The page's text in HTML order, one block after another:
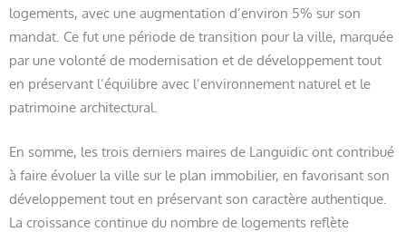
logements, avec une augmentation d’environ 5% sur son
mandat. Ce fut une période de transition pour la ville, marquée
par une volonté de modernisation et de développement tout
en préservant l’équilibre avec l’environnement naturel et le
patrimoine architectural.
En somme, les trois derniers maires de Languidic ont contribué
à faire évoluer la ville sur le plan immobilier, en favorisant son
développement tout en préservant son caractère authentique.
La croissance continue du nombre de logements reflète